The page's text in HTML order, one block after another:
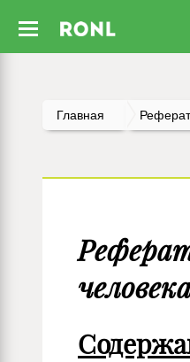
Главная